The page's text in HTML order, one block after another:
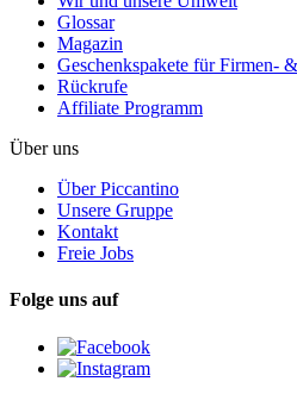
Glossar
Magazin
Geschenkspakete für Firmen-
Rückrufe
Affiliate Programm
Über uns
Über Piccantino
Unsere Gruppe
Kontakt
Freie Jobs
Folge uns auf